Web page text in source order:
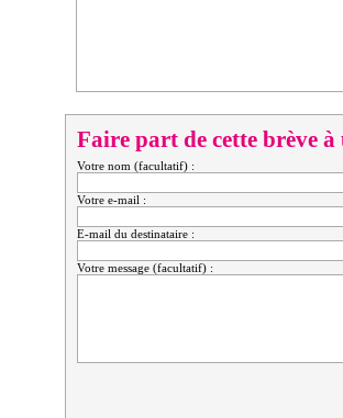
Faire part de cette brève
Votre nom (facultatif) :
Votre e-mail :
E-mail du destinataire :
Votre message (facultatif) :